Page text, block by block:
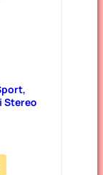
Stereo